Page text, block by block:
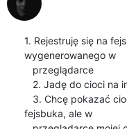
1. Rejestruję się na
wygenerowanego w
fejsbuka, ale w